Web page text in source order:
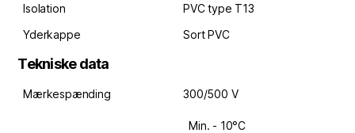
Isolation
PVC type T13
Yderkappe
Sort PVC
Tekniske data
Mærkespænding 300/500 V
Min. - 10°C